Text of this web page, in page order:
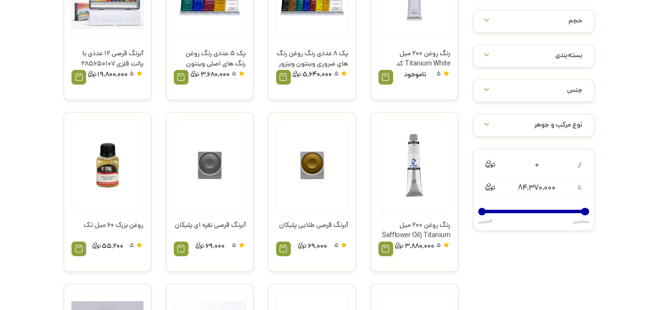
حجم
بسته‌بندی
جنس
نوع مرکب و جوهر
از 0
تا 84,370,000
بیشترین کمترین
رنگ روغن 200 میل
Titanium White کد
644.40 وینتون وینزور
5 ناموجود
پک 8 عددی رنگ روغن رنگ
های ضروری وینتون وینزور
5
5,640,000
پک 5 عددی رنگ روغن
رنگ های اصلی وینتون
وینزور
5
3,680,000
آبرنگ قرصی 12 عددی با
پالت فلزی 285650107
اکسترافاین دنیل اسمیت
19,800,000
رنگ روغن 200 میل
Safflower Oil) Titanium
White) کد 105 سری 1
5
3,880,000
آبرنگ قرصی طلایی پلیکان
5
69,000
آبرنگ قرصی نقره ای پلیکان
5
69,000
روغن بزرک 60 میل تک
55,200